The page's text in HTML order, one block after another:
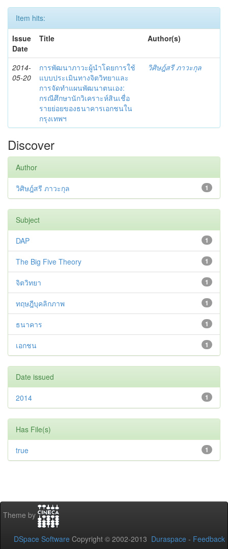
Item hits:
Issue
Date
Title Author(s)
2014-
05-20
การพัฒนาภาวะผู้นำโดยการใช้
แบบประเมินทางจิตวิทยาและ
การจัดทำแผนพัฒนาตนเอง:
กรณีศึกษานักวิเคราะห์สินเชื่อ
รายย่อยของธนาคารเอกชนใน
กรุงเทพฯ
วิศิษฎ์สรี ภาวะกุล
Discover
Author
1
วิศิษฎ์สรี ภาวะกุล
Subject
1
DAP
1
The Big Five Theory
1
จิตวิทยา
1
ทฤษฎีบุคลิกภาพ
1
ธนาคาร
1
เอกชน
Date issued
1
2014
Has File(s)
1
true
Theme by
DSpace Software Copyright © 2002-2013 Duraspace - Feedback